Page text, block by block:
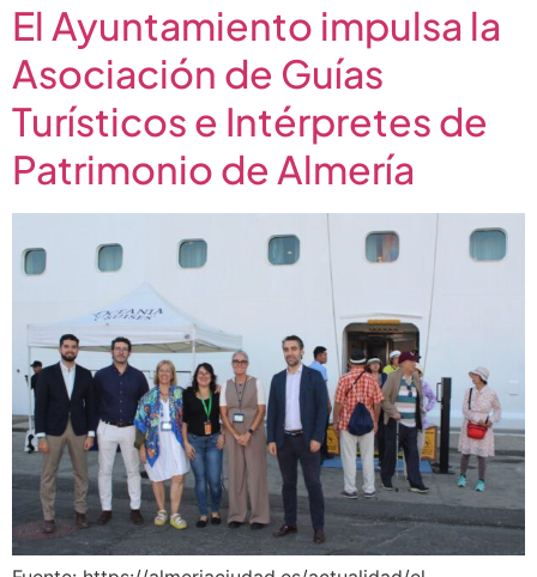
El Ayuntamiento impulsa la
Asociación de Guías
Turísticos e Intérpretes de
Patrimonio de Almería